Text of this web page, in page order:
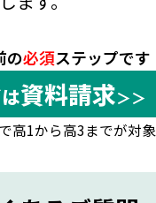
の必須ステップです
資料請求
1から高3までが対象